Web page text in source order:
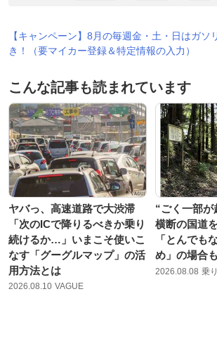
【キャンペーン】8月の毎週金・土・日はガソ
き！（要マイカー登録＆特定情報の入力）
こんな記事も読まれています
ヤバっ、高速道路で大渋滞
「次のICで降りるべきか乗り
続けるか…」いまこそ使いこ
なす「グーグルマップ」の活
用方法とは
2026.08.10 VAGUE
“ごく一部が
横断の国道
「とんでも
め」の場合
2026.08.08 乗